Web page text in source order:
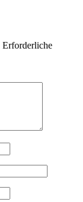
Erforderliche